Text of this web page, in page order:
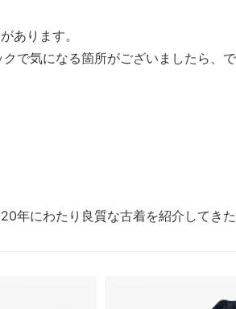
あります。
で気になる箇所がございましたら、
20年にわたり良質な古着を紹介して